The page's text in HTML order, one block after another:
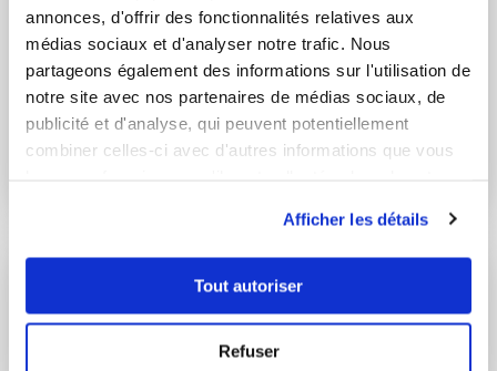
annonces, d'offrir des fonctionnalités relatives aux
médias sociaux et d'analyser notre trafic. Nous
partageons également des informations sur l'utilisation de
notre site avec nos partenaires de médias sociaux, de
publicité et d'analyse, qui peuvent potentiellement
combiner celles-ci avec d'autres informations que vous
Afficher les détails
Tout autoriser
Refuser
Number cake base
nicecream